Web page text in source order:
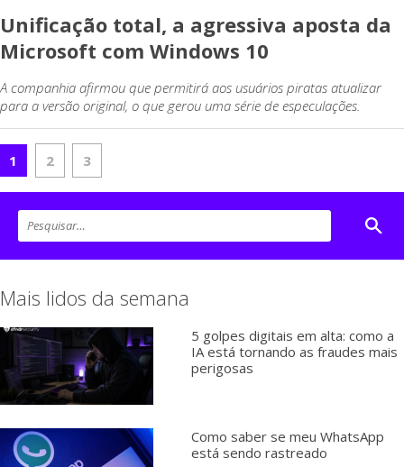
Unificação total, a agressiva aposta da
Microsoft com Windows 10
A companhia afirmou que permitirá aos usuários piratas atualizar
para a versão original, o que gerou uma série de especulações.
1 2 3
Mais lidos da semana
5 golpes digitais em alta: como a
IA está tornando as fraudes mais
perigosas
Como saber se meu WhatsApp
está sendo rastreado